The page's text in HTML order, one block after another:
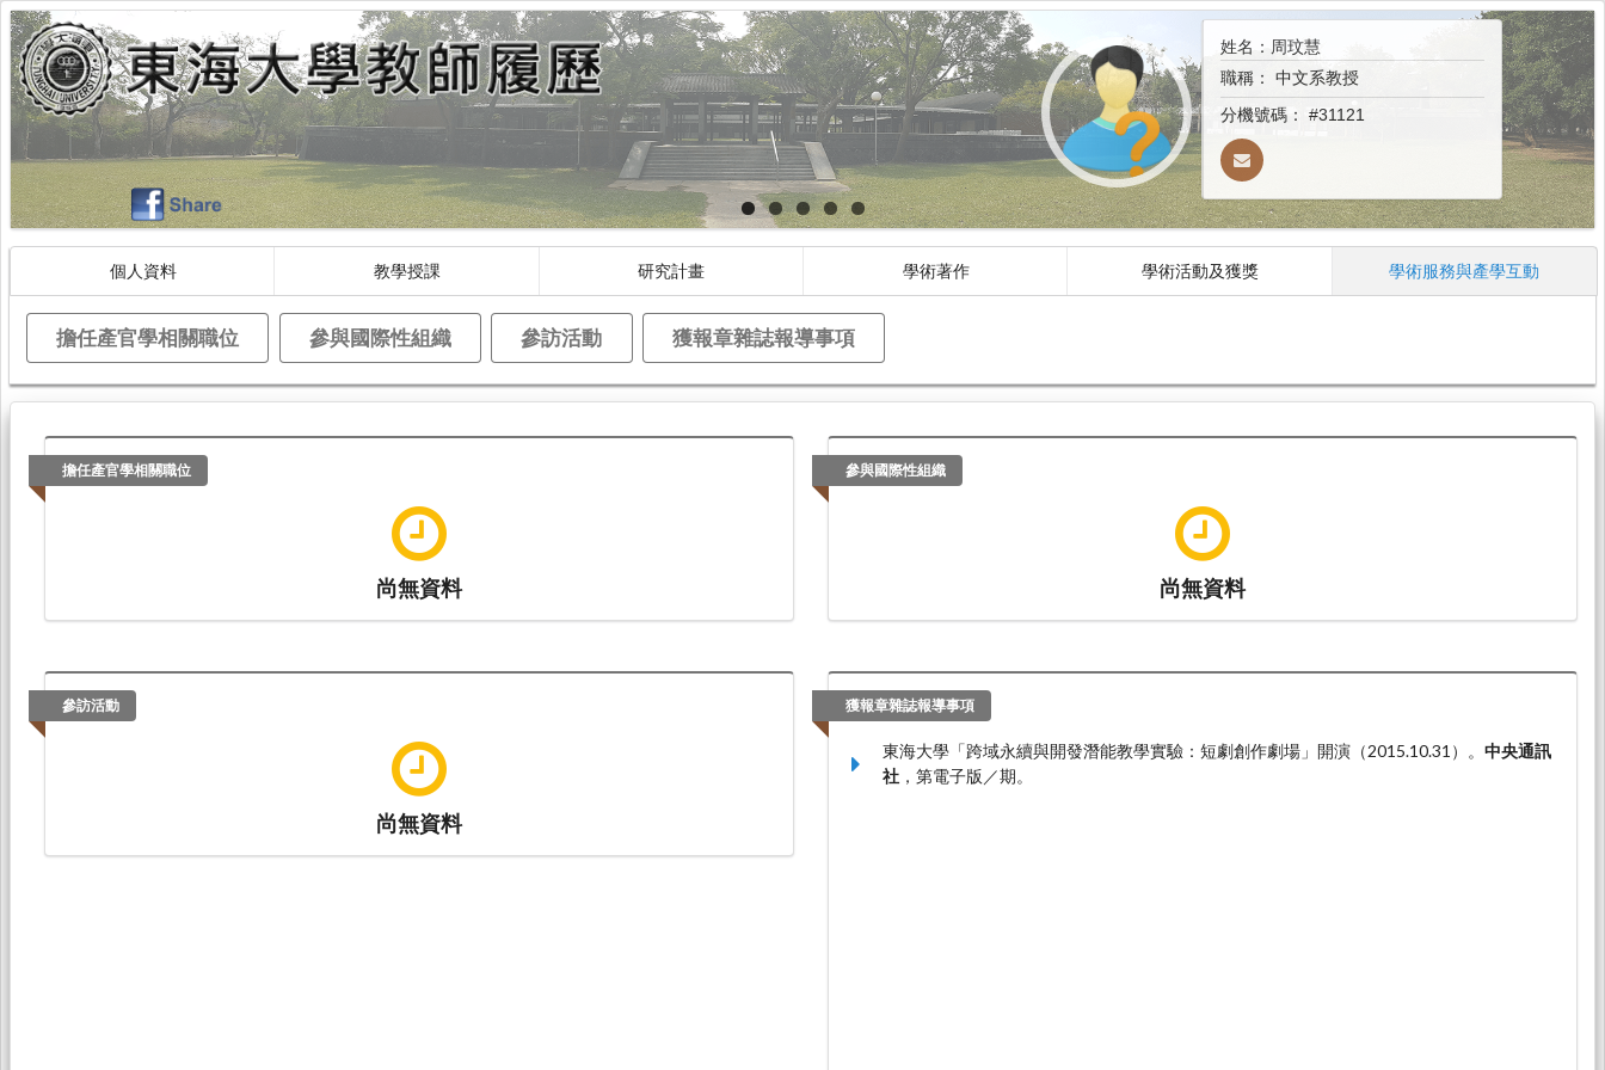
姓名：周玟慧
職稱： 中文系教授
分機號碼： #31121
個人資料 教學授課 研究計畫 學術著作 學術活動及獲獎 學術服務與產學互動
擔任產官學相關職位 參與國際性組織 參訪活動 獲報章雜誌報導事項
擔任產官學相關職位
尚無資料
參與國際性組織
尚無資料
參訪活動
尚無資料
獲報章雜誌報導事項
東海大學「跨域永續與開發潛能教學實驗：短劇創作劇場」開演（2015.10.31）。 中央通訊
社 ，第電子版／期。